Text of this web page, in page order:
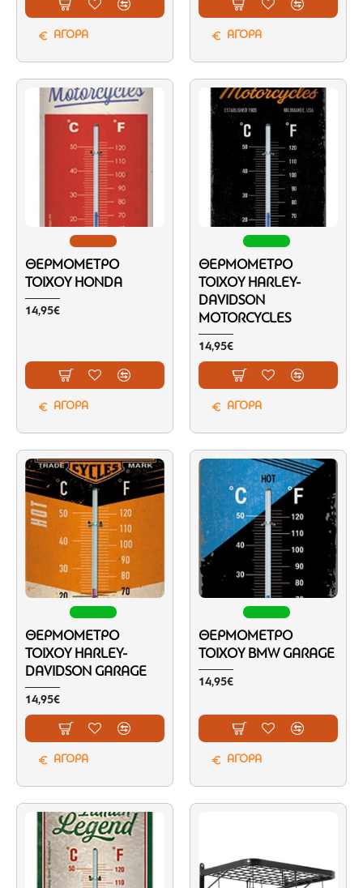
ΑΓΟΡΑ ΑΓΟΡΑ
ΘΕΡΜΌΜΕΤΡΟ
ΤΟΊΧΟΥ HONDA
14,95€
ΑΓΟΡΑ
ΘΕΡΜΌΜΕΤΡΟ
ΤΟΊΧΟΥ HARLEY-
DAVIDSON
MOTORCYCLES
14,95€
ΑΓΟΡΑ
ΘΕΡΜΌΜΕΤΡΟ
ΤΟΊΧΟΥ HARLEY-
DAVIDSON GARAGE
14,95€
ΑΓΟΡΑ
ΘΕΡΜΌΜΕΤΡΟ
ΤΟΊΧΟΥ BMW GARAGE
14,95€
ΑΓΟΡΑ